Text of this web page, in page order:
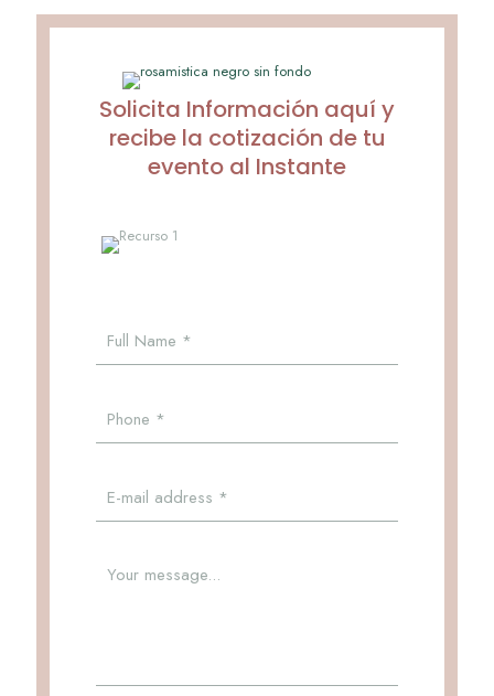
Solicita Información aquí y
recibe la cotización de tu
evento al Instante